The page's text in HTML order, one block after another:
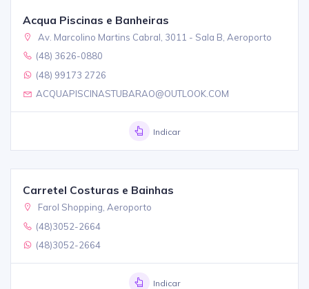
Acqua Piscinas e Banheiras
Av. Marcolino Martins Cabral, 3011 - Sala B, Aeroporto
(48) 3626-0880
(48) 99173 2726
ACQUAPISCINASTUBARAO@OUTLOOK.COM
Indicar
Carretel Costuras e Bainhas
Farol Shopping, Aeroporto
(48)3052-2664
(48)3052-2664
Indicar